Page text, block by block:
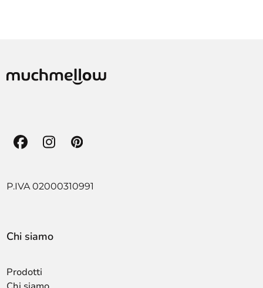
Facebook
Instagram
Pinterest
P.IVA 02000310991
Chi siamo
Prodotti